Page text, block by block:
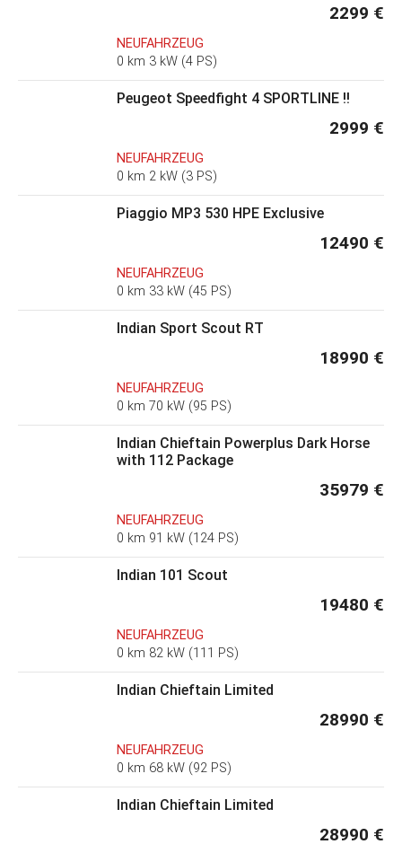
2299 €
NEUFAHRZEUG
0 km 3 kW (4 PS)
Peugeot Speedfight 4 SPORTLINE !!
2999 €
NEUFAHRZEUG
0 km 2 kW (3 PS)
Piaggio MP3 530 HPE Exclusive
12490 €
NEUFAHRZEUG
0 km 33 kW (45 PS)
Indian Sport Scout RT
18990 €
NEUFAHRZEUG
0 km 70 kW (95 PS)
Indian Chieftain Powerplus Dark Horse
with 112 Package
35979 €
NEUFAHRZEUG
0 km 91 kW (124 PS)
Indian 101 Scout
19480 €
NEUFAHRZEUG
0 km 82 kW (111 PS)
Indian Chieftain Limited
28990 €
NEUFAHRZEUG
0 km 68 kW (92 PS)
Indian Chieftain Limited
28990 €